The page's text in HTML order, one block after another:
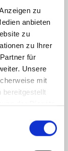
zu
anbieten
zu
zu Ihrer
für
Unsere
mit
bereitgestellt
der Dienste